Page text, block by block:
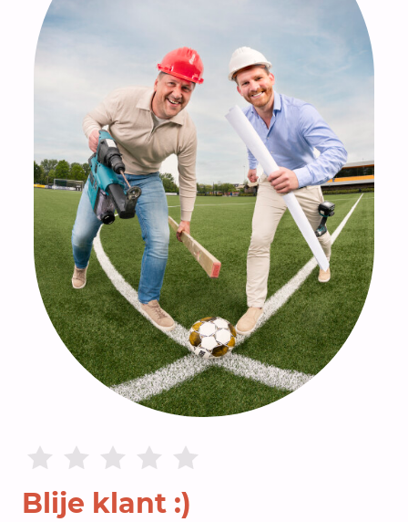
Blije klant :)